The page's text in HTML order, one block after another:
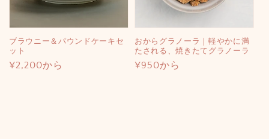
ブラウニー＆パウンドケーキセ
ット
通
¥2,200から
おからグラノーラ｜軽やかに満
たされる、焼きたてグラノーラ
通
¥950から